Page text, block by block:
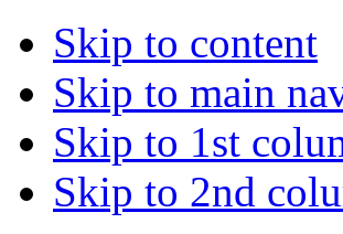
Skip to content
Skip to main
Skip to 1st
Skip to 2nd